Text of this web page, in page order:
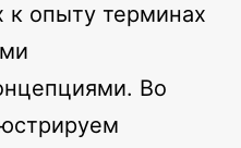
к опыту терминах
Во